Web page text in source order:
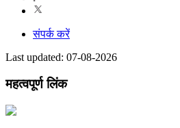
संपर्क करें
Last updated: 07-08-2026
महत्वपूर्ण लिंक